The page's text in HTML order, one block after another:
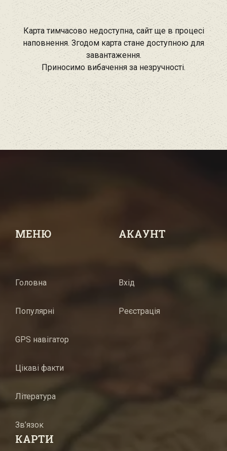
Карта тимчасово недоступна, сайт ще в процесі
наповнення. Згодом карта стане доступною для
завантаження.
Приносимо вибачення за незручності.
МЕНЮ
Головна
Популярні
GPS навігатор
Цікаві факти
Література
Зв’язок
АКАУНТ
Вхід
Реєстрація
КАРТИ